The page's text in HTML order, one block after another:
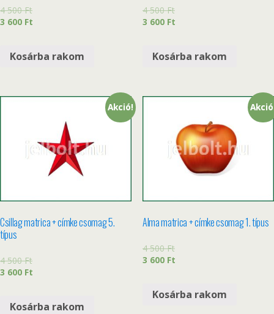
4 500Ft
3 600 Ft
Kosárba rakom
4 500Ft
3 600 Ft
Kosárba rakom
Akció!
Csillag matrica + címke csomag 5.
típus
4 500Ft
3 600 Ft
Kosárba rakom
Alma matrica + címke csomag 1. típus
4 500Ft
3 600 Ft
Kosárba rakom